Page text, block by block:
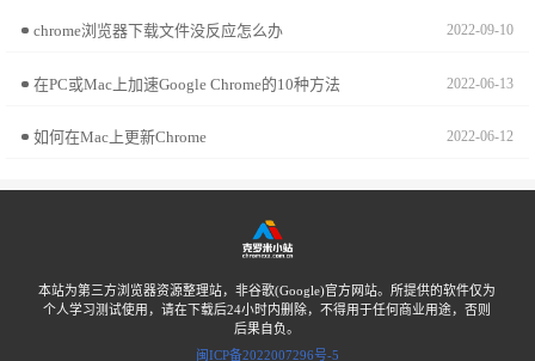
chrome浏览器下载文件没反应怎么办 2022-09-10
在PC或Mac上加速Google Chrome的10种方法 2022-06-13
如何在Mac上更新Chrome 2022-06-12
本站为第三方浏览器资源整理站，非谷歌(Google)官方网站。所提供的软件仅为
个人学习测试使用，请在下载后24小时内删除，不得用于任何商业用途，否则
后果自负。
闽ICP备2022007296号-5